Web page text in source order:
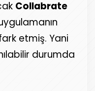
Collabrate
etmiş. Yani
durumda